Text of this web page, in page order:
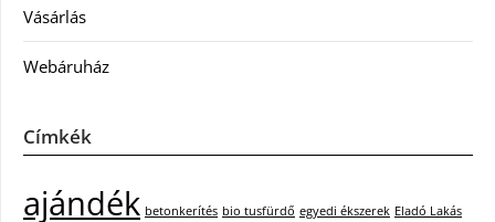
Vásárlás
Webáruház
Címkék
ajándék betonkerítés bio tusfürdő egyedi ékszerek Eladó Lakás